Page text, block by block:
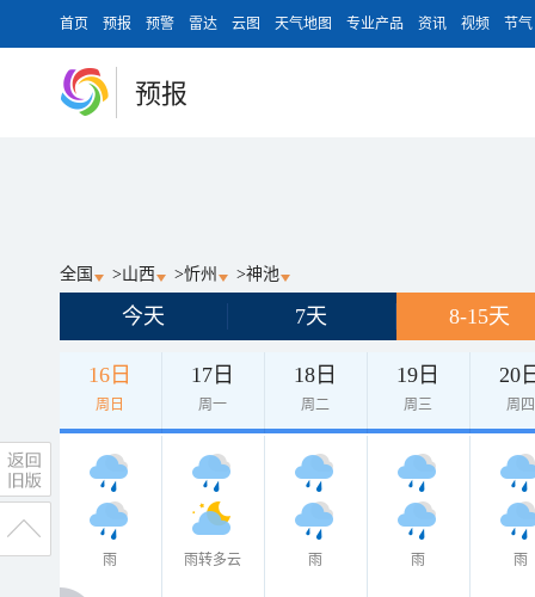
首页 预报 预警 雷达 云图 天气地图 专业产品 资讯 视频 节气
预报
全国 >山西 >忻州 >神池
今天 7天 8-15天
16日
周日
17日
周一
18日
周二
19日
周三
20
周四
雨 雨转多云 雨 雨 雨